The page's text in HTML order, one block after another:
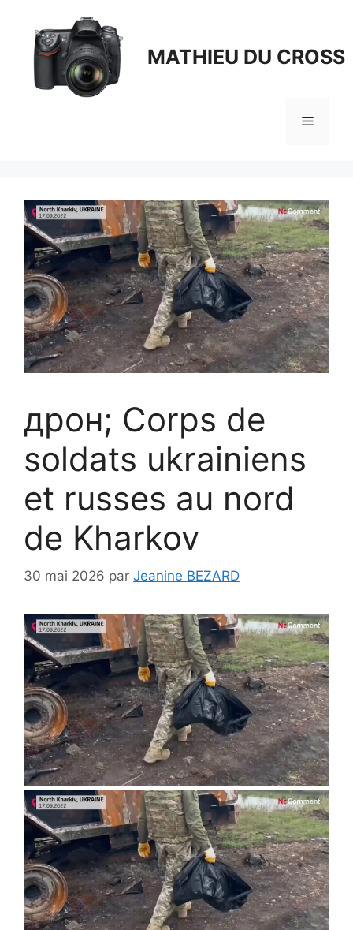
contenu
MATHIEU DU CROSS
Menu
дрон; Corps de
soldats ukrainiens
et russes au nord
de Kharkov
30 mai 2026 par Jeanine BEZARD